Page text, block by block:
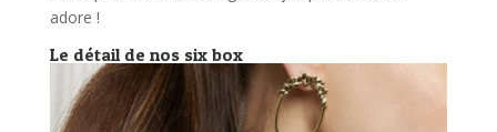
adore !
Le détail de nos six box